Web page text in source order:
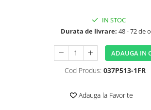
IN STOC
Durata de livrare: 48 - 72 de
ADAUGA IN
Cod Produs: 037P513-1FR
Adauga la Favorite